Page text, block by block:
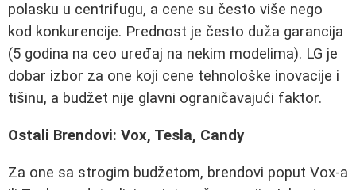
polasku u centrifugu, a cene su često više nego
kod konkurencije. Prednost je često duža garancija
(5 godina na ceo uređaj na nekim modelima). LG je
dobar izbor za one koji cene tehnološke inovacije i
tišinu, a budžet nije glavni ograničavajući faktor.
Ostali Brendovi: Vox, Tesla, Candy
Za one sa strogim budžetom, brendovi poput Vox-a